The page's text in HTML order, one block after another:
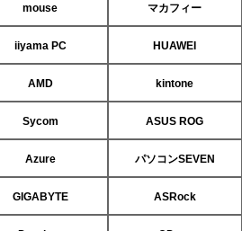
mouse マカフィー
iiyama PC HUAWEI
AMD kintone
Sycom ASUS ROG
Azure パソコンSEVEN
GIGABYTE ASRock